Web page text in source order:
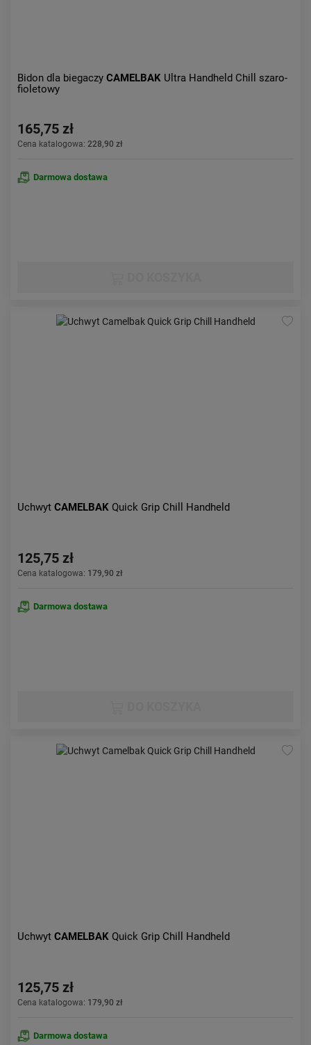
Bidon dla biegaczy CAMELBAK Ultra Handheld Chill szaro-
fioletowy
165,75 zł
Cena katalogowa: 228,90 zł
Darmowa dostawa
Uchwyt CAMELBAK Quick Grip Chill Handheld
125,75 zł
Cena katalogowa: 179,90 zł
Darmowa dostawa
Uchwyt CAMELBAK Quick Grip Chill Handheld
125,75 zł
Cena katalogowa: 179,90 zł
Darmowa dostawa